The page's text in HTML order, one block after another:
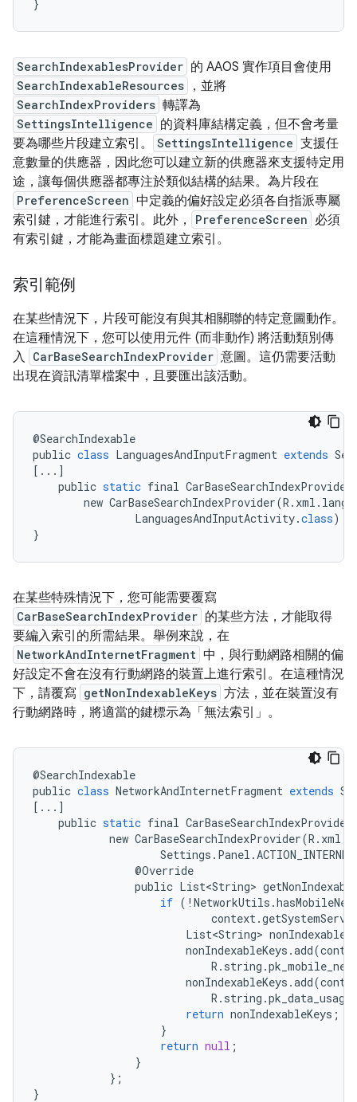
}
SearchIndexablesProvider 的 AAOS 實作項目會使用
SearchIndexableResources ，並將
SearchIndexProviders 轉譯為
SettingsIntelligence 的資料庫結構定義，但不會考量
要為哪些片段建立索引。
SettingsIntelligence 支援任
意數量的供應器，因此您可以建立新的供應器來支援特定用
途，讓每個供應器都專注於類似結構的結果。為片段在
PreferenceScreen 中定義的偏好設定必須各自指派專屬
索引鍵，才能進行索引。此外，
PreferenceScreen 必須
有索引鍵，才能為畫面標題建立索引。
索引範例
在某些情況下，片段可能沒有與其相關聯的特定意圖動作。
在這種情況下，您可以使用元件 (而非動作) 將活動類別傳
入 CarBaseSearchIndexProvider 意圖。這仍需要活動
出現在資訊清單檔案中，且要匯出該活動。
@SearchIndexable
public class LanguagesAndInputFragment extends
[ ... ]
public static final CarBaseSearchIndexProvider
new CarBaseSearchIndexProvider(R . xml .
LanguagesAndInputActivity.class);
}
在某些特殊情況下，您可能需要覆寫
CarBaseSearchIndexProvider 的某些方法，才能取得
要編入索引的所需結果。舉例來說，在
NetworkAndInternetFragment 中，與行動網路相關的偏
好設定不會在沒有行動網路的裝置上進行索引。在這種情況
下，請覆寫 getNonIndexableKeys 方法，並在裝置沒有
行動網路時，將適當的鍵標示為「無法索引」 。
@SearchIndexable
public class NetworkAndInternetFragment extends
[ ... ]
public static final CarBaseSearchIndexProvider
new CarBaseSearchIndexProvider(R . xml
Settings . Panel .
@Override
public List<String>
if ( ! NetworkUtils .
context.
List<String>
nonIndexableKeys .add(
R . string .
nonIndexableKeys .add(
R . string .
return nonIndexableKeys ;
}
return null ;
}
};
}